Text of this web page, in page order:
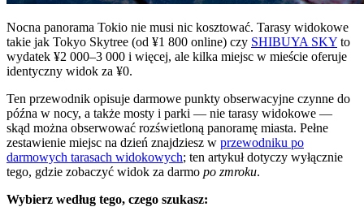
Nocna panorama Tokio nie musi nic kosztować. Tarasy widokowe
takie jak Tokyo Skytree (od ¥1 800 online) czy SHIBUYA SKY to
wydatek ¥2 000–3 000 i więcej, ale kilka miejsc w mieście oferuje
identyczny widok za ¥0.
Ten przewodnik opisuje darmowe punkty obserwacyjne czynne do
późna w nocy, a także mosty i parki — nie tarasy widokowe —
skąd można obserwować rozświetloną panoramę miasta. Pełne
zestawienie miejsc na dzień znajdziesz w przewodniku po
darmowych tarasach widokowych; ten artykuł dotyczy wyłącznie
tego, gdzie zobaczyć widok za darmo po zmroku.
Wybierz według tego, czego szukasz: